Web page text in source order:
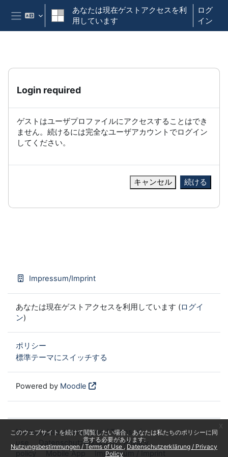
メインコンテンツへスキップする
このウェブサイトを続けて閲覧したい場合、あなたは私たちのポリシーに同
意する必要があります:
Nutzungsbestimmungen / Terms of Use
Datenschutzerklärung / Privacy
Policy
サイドパネル
あなたは現在ゲストアクセスを利
用しています
ログ
イン
Login required
ゲストはユーザプロファイルにアクセスすることはでき
ません。続けるには完全なユーザアカウントでログイン
してください。
キャンセル 続ける
Impressum/Imprint
あなたは現在ゲストアクセスを利用しています (ログイ
ン)
ポリシー
標準テーマにスイッチする
Powered by Moodle
Nutzungsbestimmungen / Terms of
use
Datenschutzerklärung / Privacy
policy
Mobile App Impressum / Imprint